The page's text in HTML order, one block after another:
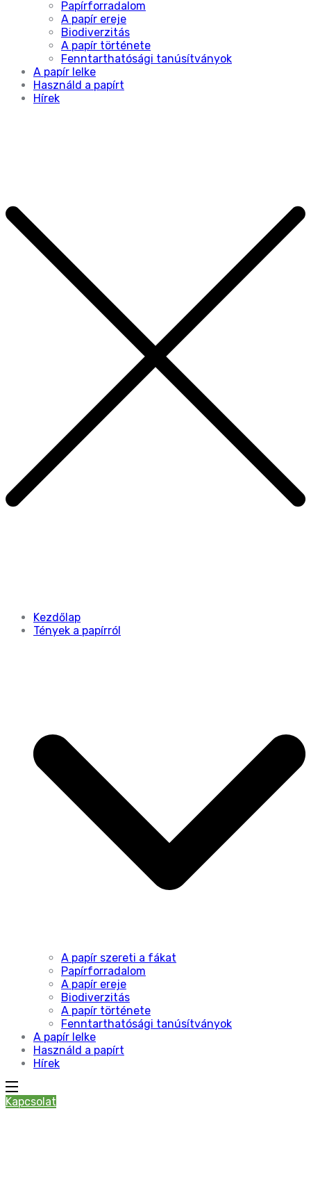
Papírforradalom
A papír ereje
Biodiverzitás
A papír története
Fenntarthatósági tanúsítványok
A papír lelke
Használd a papírt
Hírek
Kezdőlap
Tények a papírról
A papír szereti a fákat
Papírforradalom
A papír ereje
Biodiverzitás
A papír története
Fenntarthatósági tanúsítványok
A papír lelke
Használd a papírt
Hírek
Kapcsolat